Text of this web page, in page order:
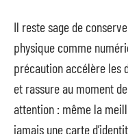
Il reste sage de
physique comme
précaution accélère les
et rassure au moment
attention : même la
jamais une carte